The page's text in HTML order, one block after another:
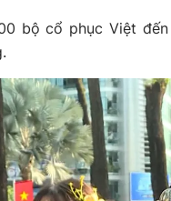
bộ cổ phục Việt